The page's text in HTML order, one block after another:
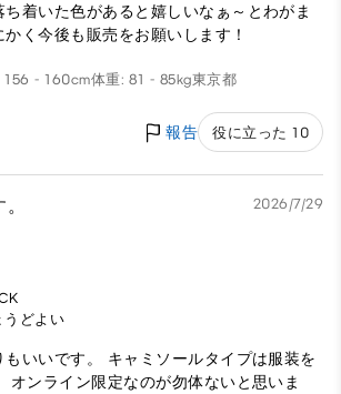
着いた色があると嬉しいなぁ～とわがま
く今後も販売をお願いします！
156 - 160cm体重: 81 - 85kg東京都
報告 役に立った 10
2026/7/29
うどよい
いいです。 キャミソールタイプは服装を
オンライン限定なのが勿体ないと思いま